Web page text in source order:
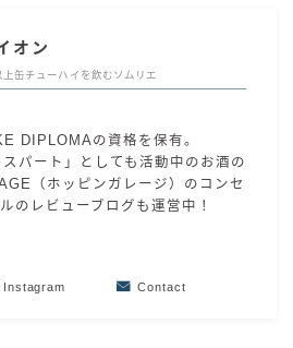
オン
缶チューハイを飲むソムリエ
DIPLOMAの資格を保有。
スパート」としても活動中のお酒の
（ホッピンガレージ）のコンセ
のレビューブログも運営中！
Instagram Contact